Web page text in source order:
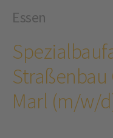
Essen
Marl (m/w/